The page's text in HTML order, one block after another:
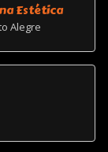
Estética
Alegre